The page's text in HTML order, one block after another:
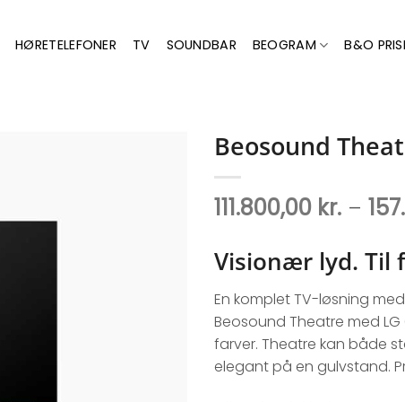
HØRETELEFONER TV SOUNDBAR BEOGRAM B&O
Beosound
111.800,00 kr. –
Visionær lyd. Til
En komplet TV-løsning
Beosound Theatre med LG
farver. Theatre kan både
elegant på en gulvstand.